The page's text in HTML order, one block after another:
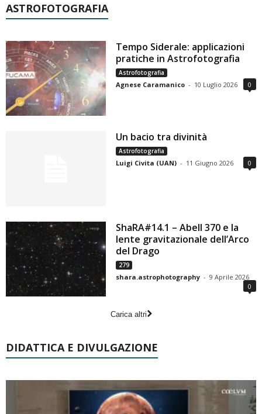
ASTROFOTOGRAFIA
Tempo Siderale: applicazioni
pratiche in Astrofotografia
Astrofotografia
Agnese Caramanico - 10 Luglio 2026 0
Un bacio tra divinità
Astrofotografia
Luigi Civita (UAN) - 11 Giugno 2026 0
ShaRA#14.1 – Abell 370 e la
lente gravitazionale dell’Arco
del Drago
279
shara.astrophotography - 9 Aprile 2026
0
Carica altri
DIDATTICA E DIVULGAZIONE